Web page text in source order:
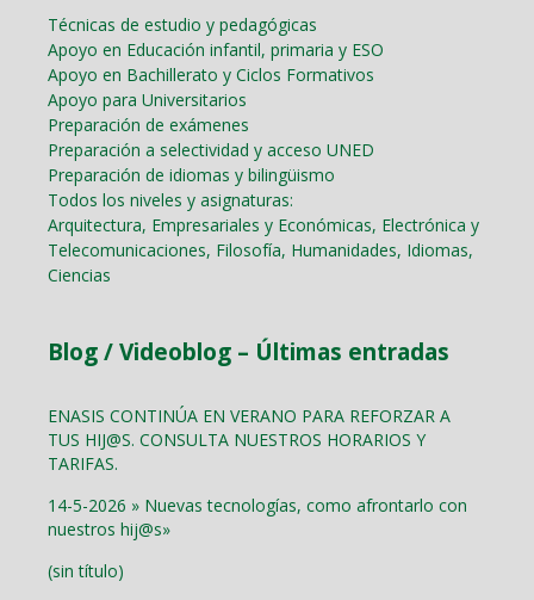
Técnicas de estudio y pedagógicas
Apoyo en Educación infantil, primaria y ESO
Apoyo en Bachillerato y Ciclos Formativos
Apoyo para Universitarios
Preparación de exámenes
Preparación a selectividad y acceso UNED
Preparación de idiomas y bilingüismo
Todos los niveles y asignaturas:
Arquitectura, Empresariales y Económicas, Electrónica y
Telecomunicaciones, Filosofía, Humanidades, Idiomas,
Ciencias
Blog / Videoblog – Últimas entradas
ENASIS CONTINÚA EN VERANO PARA REFORZAR A
TUS HIJ@S. CONSULTA NUESTROS HORARIOS Y
TARIFAS.
14-5-2026 » Nuevas tecnologías, como afrontarlo con
nuestros hij@s»
(sin título)